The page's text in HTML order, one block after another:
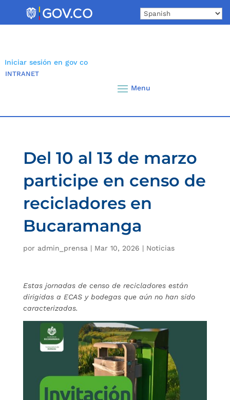
Iniciar sesión en gov co
INTRANET
Del 10 al 13 de marzo
participe en censo de
recicladores en
Bucaramanga
por admin_prensa | Mar 10, 2026 | Noticias
Estas jornadas de censo de recicladores están
dirigidas a ECAS y bodegas que aún no han sido
caracterizadas.